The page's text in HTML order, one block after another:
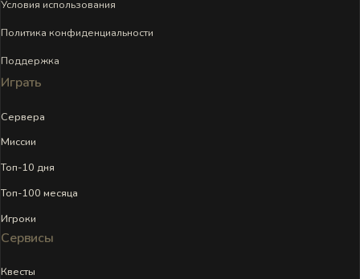
Условия использования
Политика конфиденциальности
Поддержка
Играть
Сервера
Миссии
Топ-10 дня
Топ-100 месяца
Игроки
Сервисы
Квесты